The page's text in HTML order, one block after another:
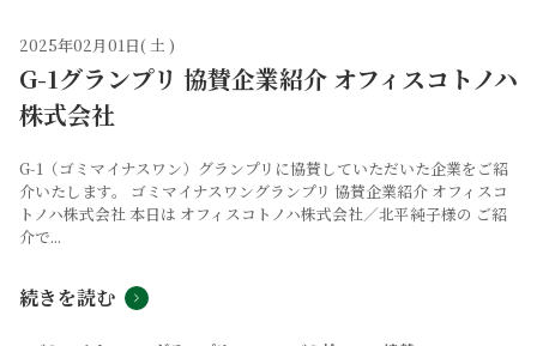
2025年02月01日( 土 )
G-1グランプリ 協賛企業紹介 オフィスコトノハ
株式会社
G-1（ゴミマイナスワン）グランプリに協賛していただいた企業をご紹
介いたします。 ゴミマイナスワングランプリ 協賛企業紹介 オフィスコ
トノハ株式会社 本日は オフィスコトノハ株式会社／北平純子様の ご紹
介で...
続きを読む